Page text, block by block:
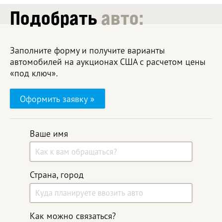
Подобратьавто:
Заполните форму и получите варианты
автомобилей на аукционах США с расчетом цены
«под ключ».
Ваше имя
Страна, город
Как можно связаться?
Оформить заявку »